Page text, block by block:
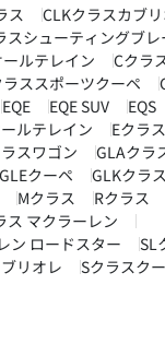
ス
CLKクラスカブ
スシューティングブレ
ルテレイン
Cクラ
ラススポーツクーペ
EQE EQE SUV EQS
ルテレイン
Eクラ
スワゴン GLAクラ
GLEクーペ GLKクラス
Mクラス Rクラス
ス マクラーレン
ン ロードスター
SL
リオレ Sクラスク